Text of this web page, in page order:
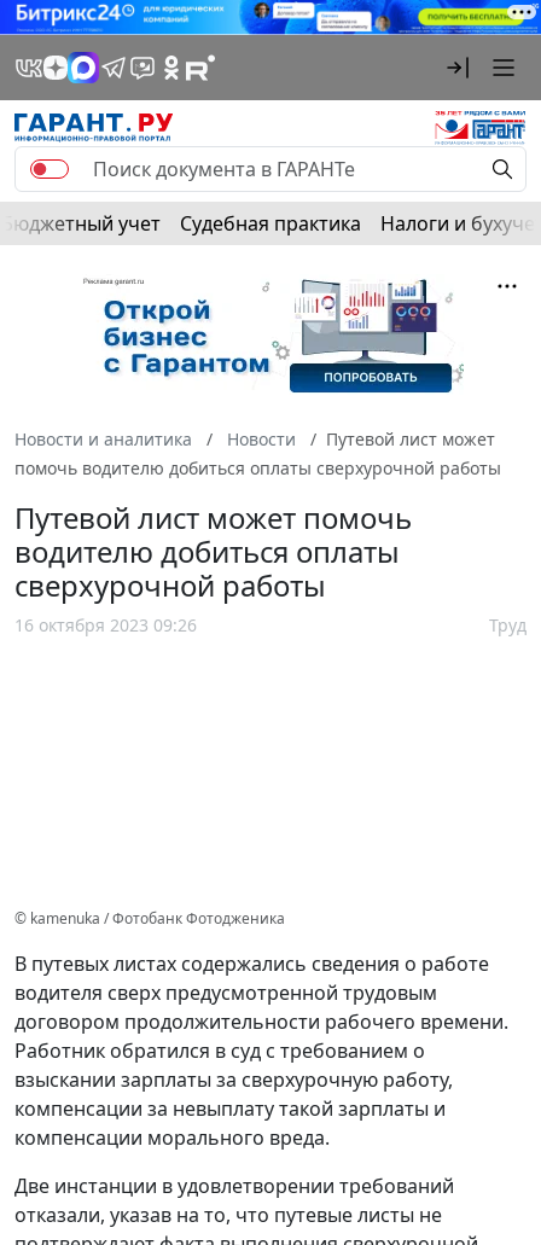
Бюджетный учет Судебная практика Налоги и
Новости и аналитика Новости
Путевой лист может
помочь водителю добиться оплаты сверхурочной работы
Путевой лист может помочь
водителю добиться оплаты
сверхурочной работы
16 октября 2023 09:26 Труд
© kamenuka / Фотобанк Фотодженика
В путевых листах содержались сведения о работе
водителя сверх предусмотренной трудовым
договором продолжительности рабочего времени.
Работник обратился в суд с требованием о
взыскании зарплаты за сверхурочную работу,
компенсации за невыплату такой зарплаты и
компенсации морального вреда.
Две инстанции в удовлетворении требований
отказали, указав на то, что путевые листы не